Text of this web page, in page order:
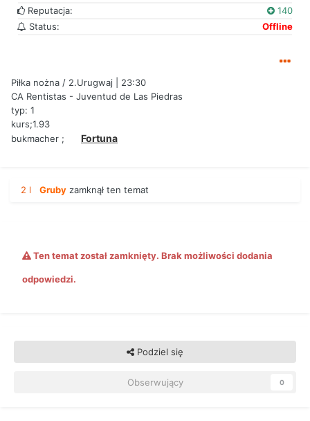
Reputacja:
140
Status:
Offline
Piłka nożna / 2.Urugwaj | 23:30
CA Rentistas - Juventud de Las Piedras
typ: 1
kurs;1.93
bukmacher ;
Fortuna
2 l Gruby zamknął ten temat
Ten temat został zamknięty. Brak możliwości dodania
odpowiedzi.
Podziel się
Obserwujący 0